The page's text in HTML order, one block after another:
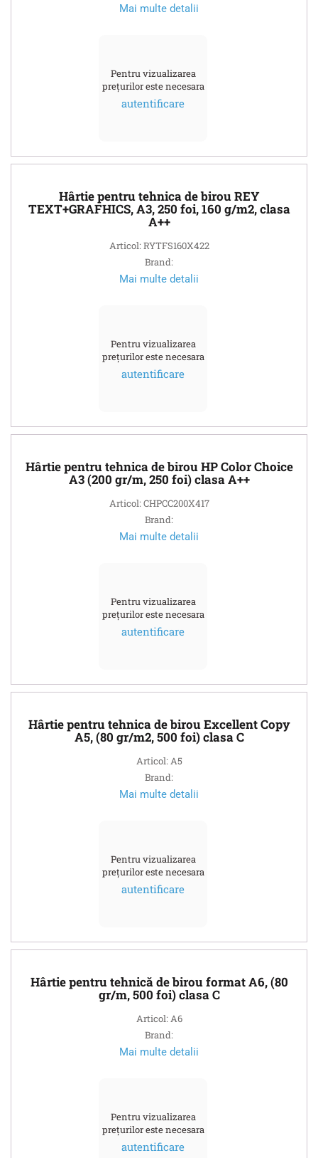
Mai multe detalii
Pentru vizualizarea
prețurilor este necesara
autentificare
Hârtie pentru tehnica de birou REY
TEXT+GRAFHICS, A3, 250 foi, 160 g/m2, clasa
A++
Articol: RYTFS160X422
Brand:
Mai multe detalii
Pentru vizualizarea
prețurilor este necesara
autentificare
Hârtie pentru tehnica de birou HP Color Choice
A3 (200 gr/m, 250 foi) clasa A++
Articol: CHPCC200X417
Brand:
Mai multe detalii
Pentru vizualizarea
prețurilor este necesara
autentificare
Hârtie pentru tehnica de birou Excellent Copy
A5, (80 gr/m2, 500 foi) clasa C
Articol: A5
Brand:
Mai multe detalii
Pentru vizualizarea
prețurilor este necesara
autentificare
Hârtie pentru tehnică de birou format A6, (80
gr/m, 500 foi) clasa C
Articol: A6
Brand:
Mai multe detalii
Pentru vizualizarea
prețurilor este necesara
autentificare